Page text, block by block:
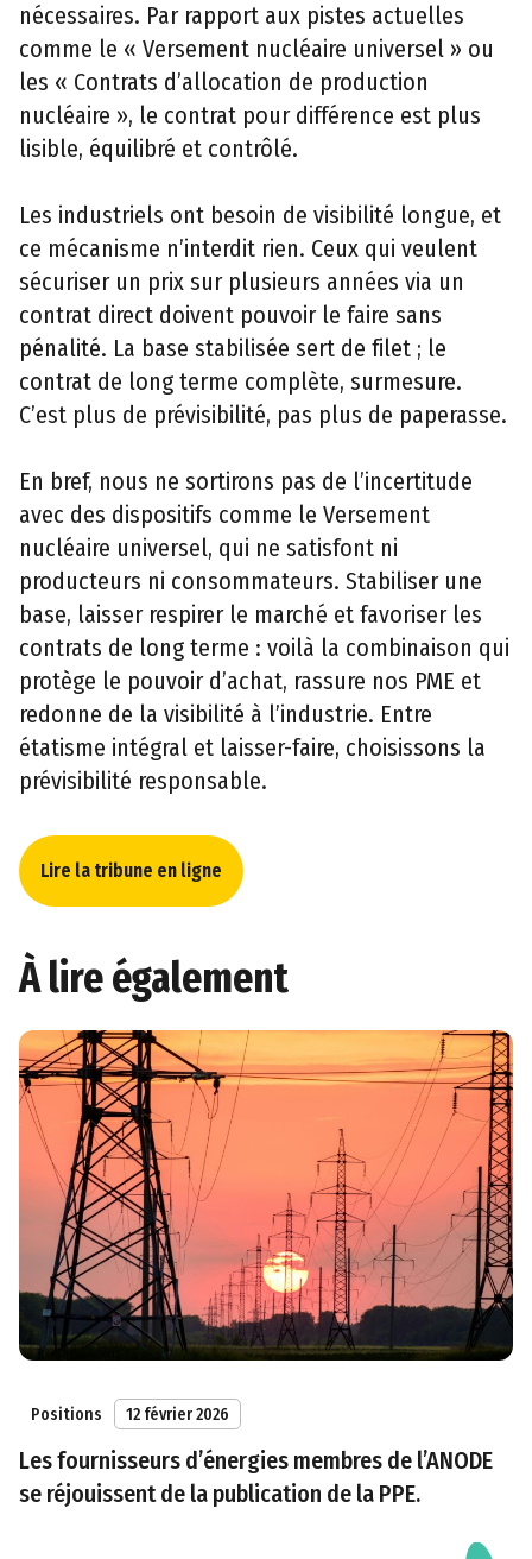
nécessaires. Par rapport aux pistes actuelles
comme le « Versement nucléaire universel » ou
les « Contrats d’allocation de production
nucléaire », le contrat pour différence est plus
lisible, équilibré et contrôlé.
Les industriels ont besoin de visibilité longue, et
ce mécanisme n’interdit rien. Ceux qui veulent
sécuriser un prix sur plusieurs années via un
contrat direct doivent pouvoir le faire sans
pénalité. La base stabilisée sert de filet ; le
contrat de long terme complète, surmesure.
C’est plus de prévisibilité, pas plus de paperasse.
En bref, nous ne sortirons pas de l’incertitude
avec des dispositifs comme le Versement
nucléaire universel, qui ne satisfont ni
producteurs ni consommateurs. Stabiliser une
base, laisser respirer le marché et favoriser les
contrats de long terme : voilà la combinaison qui
protège le pouvoir d’achat, rassure nos PME et
redonne de la visibilité à l’industrie. Entre
étatisme intégral et laisser-faire, choisissons la
prévisibilité responsable.
Lire la tribune en ligne
À lire également
Positions 12 février 2026
Les fournisseurs d’énergies membres de l’ANODE
se réjouissent de la publication de la PPE.